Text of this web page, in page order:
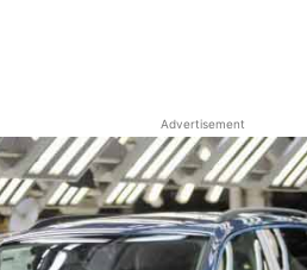
Advertisement